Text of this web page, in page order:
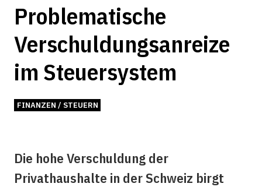
Problematische
Verschuldungsanreize
im Steuersystem
FINANZEN / STEUERN
Die hohe Verschuldung der
Privathaushalte in der Schweiz birgt